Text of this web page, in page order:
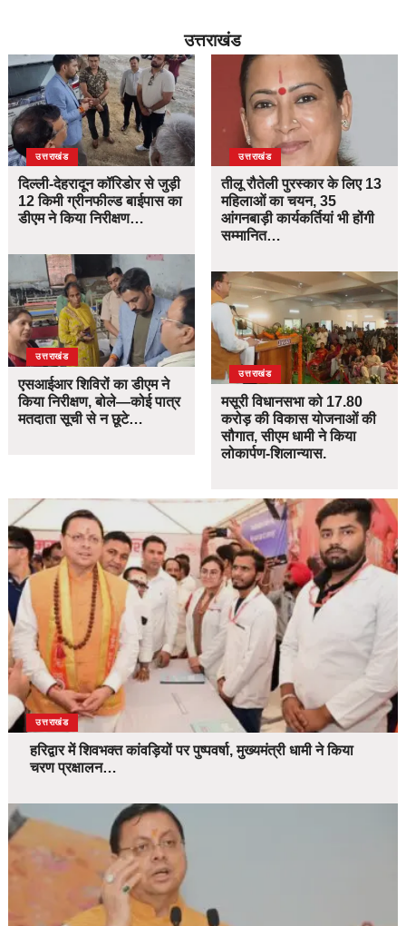
उत्तराखंड
उत्तराखंड
दिल्ली-देहरादून कॉरिडोर से जुड़ी
12 किमी ग्रीनफील्ड बाईपास का
डीएम ने किया निरीक्षण…
उत्तराखंड
एसआईआर शिविरों का डीएम ने
किया निरीक्षण, बोले—कोई पात्र
मतदाता सूची से न छूटे…
उत्तराखंड
तीलू रौतेली पुरस्कार के लिए 13
महिलाओं का चयन, 35
आंगनबाड़ी कार्यकर्तियां भी होंगी
सम्मानित…
उत्तराखंड
मसूरी विधानसभा को 17.80
करोड़ की विकास योजनाओं की
सौगात, सीएम धामी ने किया
लोकार्पण-शिलान्यास.
उत्तराखंड
हरिद्वार में शिवभक्त कांवड़ियों पर पुष्पवर्षा, मुख्यमंत्री धामी ने किया
चरण प्रक्षालन…